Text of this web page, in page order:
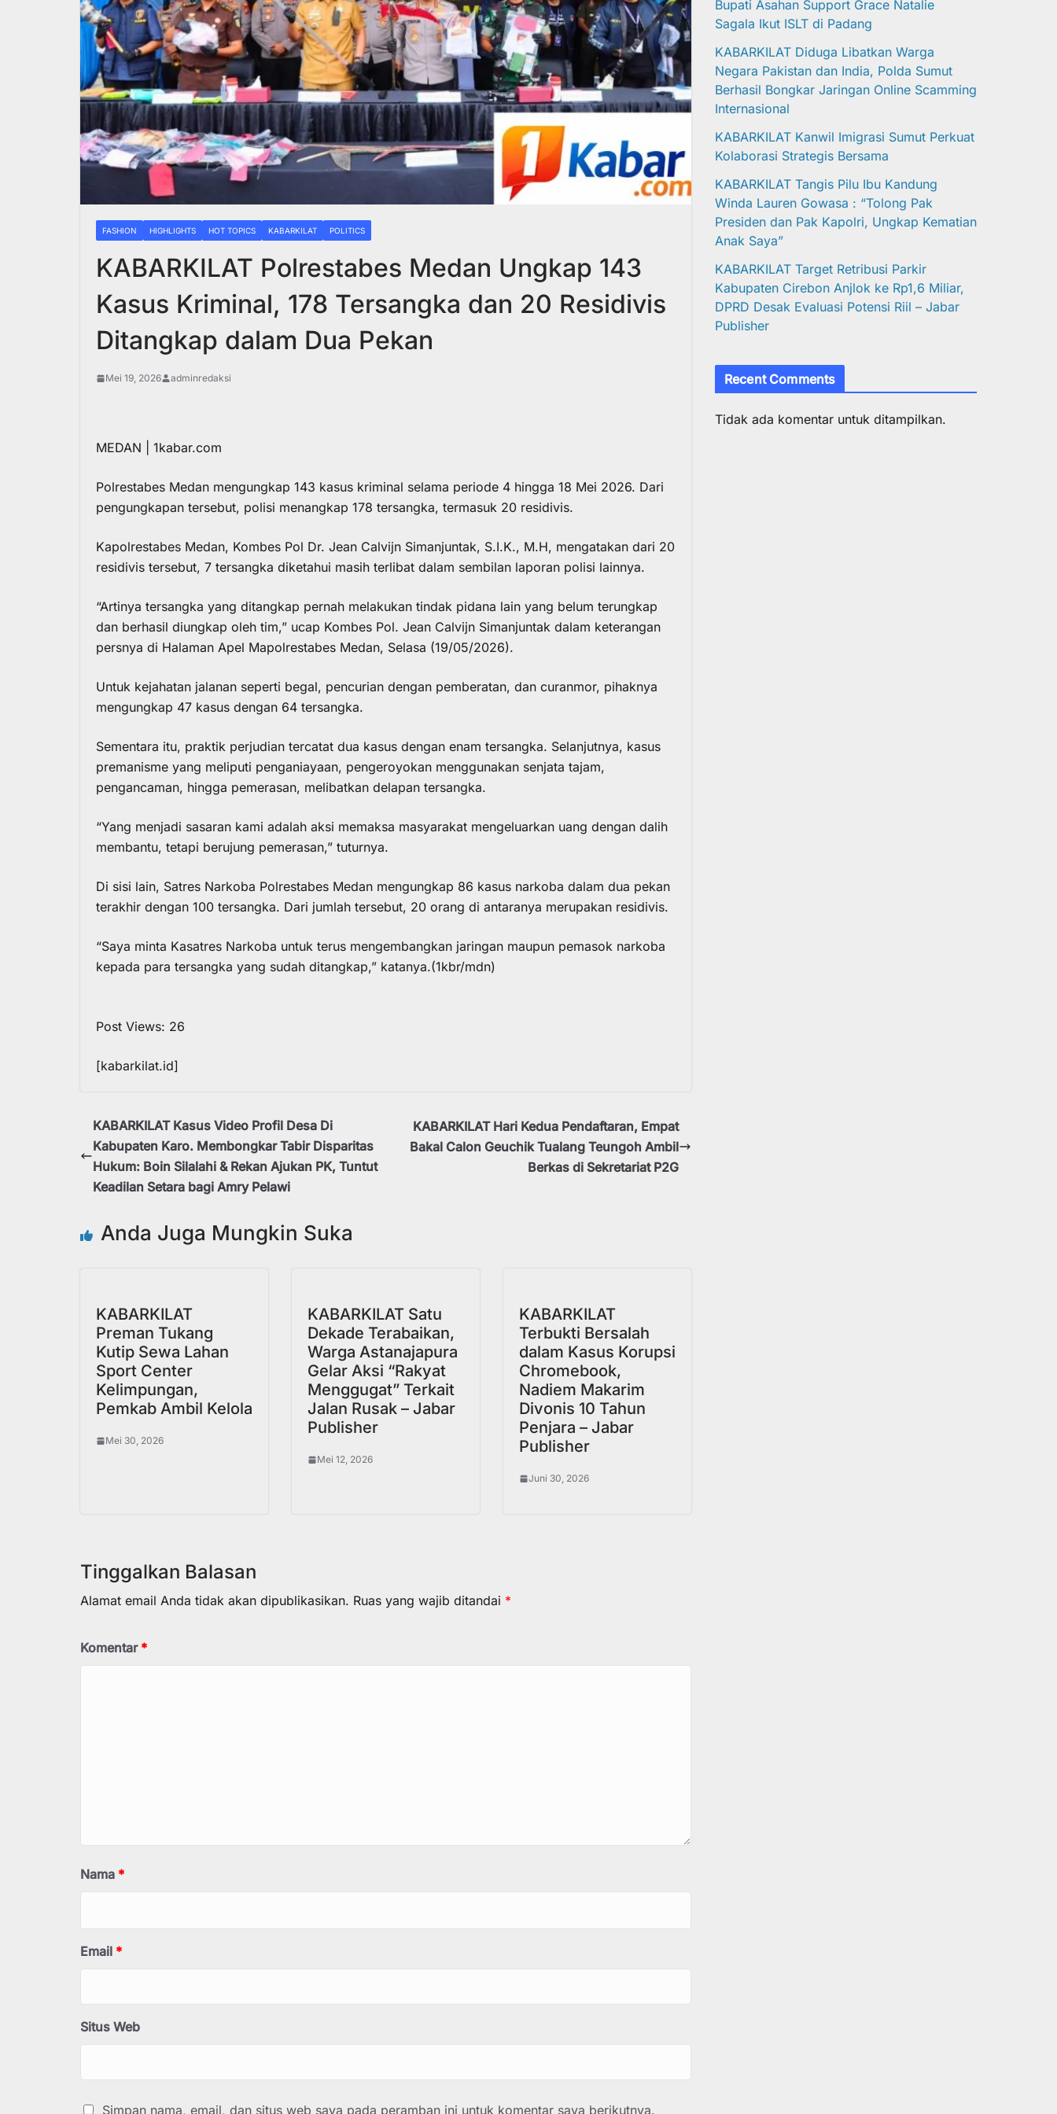
FASHION HIGHLIGHTS HOT TOPICS KABARKILAT POLITICS
KABARKILAT Polrestabes Medan Ungkap 143
Kasus Kriminal, 178 Tersangka dan 20 Residivis
Ditangkap dalam Dua Pekan
Mei 19, 2026 adminredaksi
MEDAN | 1kabar.com
Polrestabes Medan mengungkap 143 kasus kriminal selama periode 4 hingga 18 Mei 2026. Dari
pengungkapan tersebut, polisi menangkap 178 tersangka, termasuk 20 residivis.
Kapolrestabes Medan, Kombes Pol Dr. Jean Calvijn Simanjuntak, S.I.K., M.H, mengatakan dari 20
residivis tersebut, 7 tersangka diketahui masih terlibat dalam sembilan laporan polisi lainnya.
“Artinya tersangka yang ditangkap pernah melakukan tindak pidana lain yang belum terungkap
dan berhasil diungkap oleh tim,” ucap Kombes Pol. Jean Calvijn Simanjuntak dalam keterangan
persnya di Halaman Apel Mapolrestabes Medan, Selasa (19/05/2026).
Untuk kejahatan jalanan seperti begal, pencurian dengan pemberatan, dan curanmor, pihaknya
mengungkap 47 kasus dengan 64 tersangka.
Sementara itu, praktik perjudian tercatat dua kasus dengan enam tersangka. Selanjutnya, kasus
premanisme yang meliputi penganiayaan, pengeroyokan menggunakan senjata tajam,
pengancaman, hingga pemerasan, melibatkan delapan tersangka.
“Yang menjadi sasaran kami adalah aksi memaksa masyarakat mengeluarkan uang dengan dalih
membantu, tetapi berujung pemerasan,” tuturnya.
Di sisi lain, Satres Narkoba Polrestabes Medan mengungkap 86 kasus narkoba dalam dua pekan
terakhir dengan 100 tersangka. Dari jumlah tersebut, 20 orang di antaranya merupakan residivis.
“Saya minta Kasatres Narkoba untuk terus mengembangkan jaringan maupun pemasok narkoba
kepada para tersangka yang sudah ditangkap,” katanya.(1kbr/mdn)
Post Views: 26
[kabarkilat.id]
KABARKILAT Kasus Video Profil Desa Di
Kabupaten Karo. Membongkar Tabir Disparitas
Hukum: Boin Silalahi & Rekan Ajukan PK, Tuntut
Keadilan Setara bagi Amry Pelawi
KABARKILAT Hari Kedua Pendaftaran, Empat
Bakal Calon Geuchik Tualang Teungoh Ambil
Berkas di Sekretariat P2G
Anda Juga Mungkin Suka
KABARKILAT
Preman Tukang
Kutip Sewa Lahan
Sport Center
Kelimpungan,
Pemkab Ambil Kelola
Mei 30, 2026
KABARKILAT Satu
Dekade Terabaikan,
Warga Astanajapura
Gelar Aksi “Rakyat
Menggugat” Terkait
Jalan Rusak – Jabar
Publisher
Mei 12, 2026
KABARKILAT
Terbukti Bersalah
dalam Kasus Korupsi
Chromebook,
Nadiem Makarim
Divonis 10 Tahun
Penjara – Jabar
Publisher
Juni 30, 2026
Tinggalkan Balasan
Alamat email Anda tidak akan dipublikasikan. Ruas yang wajib ditandai *
Komentar *
Nama *
Email *
Situs Web
Simpan nama, email, dan situs web saya pada peramban ini untuk komentar saya berikutnya.
Bupati Asahan Support Grace Natalie
Sagala Ikut ISLT di Padang
KABARKILAT Diduga Libatkan Warga
Negara Pakistan dan India, Polda Sumut
Berhasil Bongkar Jaringan Online Scamming
Internasional
KABARKILAT Kanwil Imigrasi Sumut Perkuat
Kolaborasi Strategis Bersama
KABARKILAT Tangis Pilu Ibu Kandung
Winda Lauren Gowasa : “Tolong Pak
Presiden dan Pak Kapolri, Ungkap Kematian
Anak Saya”
KABARKILAT Target Retribusi Parkir
Kabupaten Cirebon Anjlok ke Rp1,6 Miliar,
DPRD Desak Evaluasi Potensi Riil – Jabar
Publisher
Recent Comments
Tidak ada komentar untuk ditampilkan.